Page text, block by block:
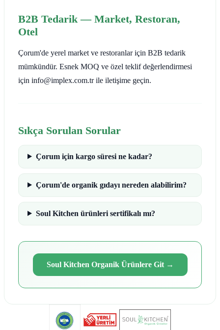
B2B Tedarik — Market, Restoran,
Otel
Çorum'de yerel market ve restoranlar için B2B tedarik
mümkündür. Esnek MOQ ve özel teklif değerlendirmesi
için info@implex.com.tr ile iletişime geçin.
Sıkça Sorulan Sorular
Çorum için kargo süresi ne kadar?
Çorum'de organik gıdayı nereden alabilirim?
Soul Kitchen ürünleri sertifikalı mı?
Soul Kitchen Organik Ürünlere Git→